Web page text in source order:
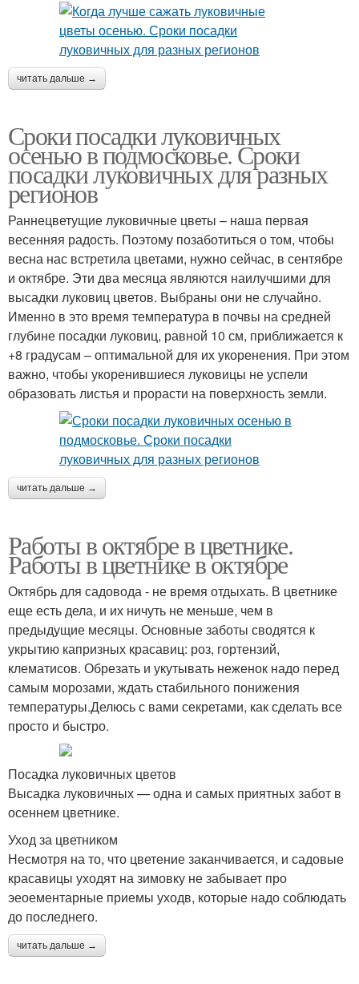
читать дальше →
Сроки посадки луковичных
осенью в подмосковье. Сроки
посадки луковичных для разных
регионов
Раннецветущие луковичные цветы – наша первая
весенняя радость. Поэтому позаботиться о том, чтобы
весна нас встретила цветами, нужно сейчас, в сентябре
и октябре. Эти два месяца являются наилучшими для
высадки луковиц цветов. Выбраны они не случайно.
Именно в это время температура в почвы на средней
глубине посадки луковиц, равной 10 см, приближается к
+8 градусам – оптимальной для их укоренения. При этом
важно, чтобы укоренившиеся луковицы не успели
образовать листья и прорасти на поверхность земли.
читать дальше →
Работы в октябре в цветнике.
Работы в цветнике в октябре
Октябрь для садовода - не время отдыхать. В цветнике
еще есть дела, и их ничуть не меньше, чем в
предыдущие месяцы. Основные заботы сводятся к
укрытию капризных красавиц: роз, гортензий,
клематисов. Обрезать и укутывать неженок надо перед
самым морозами, ждать стабильного понижения
температуры.Делюсь с вами секретами, как сделать все
просто и быстро.
Посадка луковичных цветов
Высадка луковичных — одна и самых приятных забот в
осеннем цветнике.
Уход за цветником
Несмотря на то, что цветение заканчивается, и садовые
красавицы уходят на зимовку не забывает про
эеоементарные приемы уходв, которые надо соблюдать
до последнего.
читать дальше →